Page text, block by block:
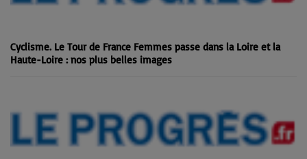
Cyclisme. Le Tour de France Femmes passe dans la Loire et la
Haute-Loire : nos plus belles images